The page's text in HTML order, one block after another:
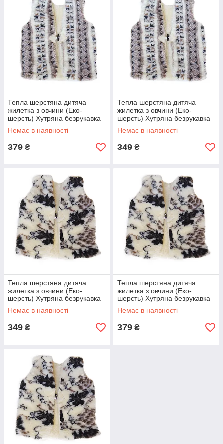
Тепла шерстяна дитяча
жилетка з овчини (Еко-
шерсть) Хутряна безрукавка
для дівчинки і хлопчика
Орнамент 2
Немає в наявності
379 ₴
Тепла шерстяна дитяча
жилетка з овчини (Еко-
шерсть) Хутряна безрукавка
для дівчинки і хлопчика
Орнамент 1
Немає в наявності
349 ₴
Тепла шерстяна дитяча
жилетка з овчини (Еко-
шерсть) Хутряна безрукавка
для дівчинки і хлопчика
Виноград 1
Немає в наявності
349 ₴
Тепла шерстяна дитяча
жилетка з овчини (Еко-
шерсть) Хутряна безрукавка
для дівчинки і хлопчика
Виноград 2
Немає в наявності
379 ₴